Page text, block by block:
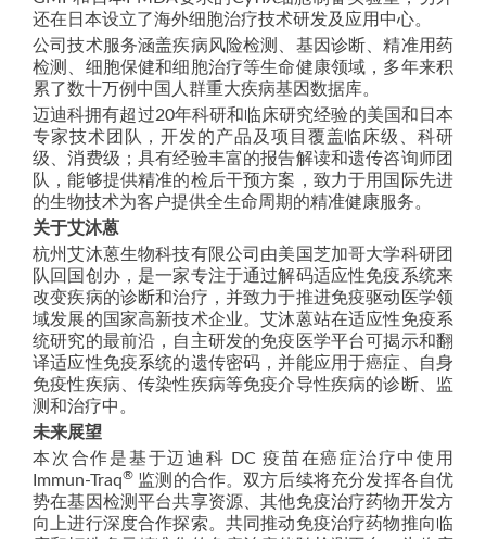
还在日本设立了海外细胞治疗技术研发及应用中心。
公司技术服务涵盖疾病风险检测、基因诊断、精准用药
检测、细胞保健和细胞治疗等生命健康领域，多年来积
累了数十万例中国人群重大疾病基因数据库。
迈迪科拥有超过20年科研和临床研究经验的美国和日本
专家技术团队，开发的产品及项目覆盖临床级、科研
级、消费级；具有经验丰富的报告解读和遗传咨询师团
队，能够提供精准的检后干预方案，致力于用国际先进
的生物技术为客户提供全生命周期的精准健康服务。
关于艾沐蒽
杭州艾沐蒽生物科技有限公司由美国芝加哥大学科研团
队回国创办，是一家专注于通过解码适应性免疫系统来
改变疾病的诊断和治疗，并致力于推进免疫驱动医学领
域发展的国家高新技术企业。艾沐蒽站在适应性免疫系
统研究的最前沿，自主研发的免疫医学平台可揭示和翻
译适应性免疫系统的遗传密码，并能应用于癌症、自身
免疫性疾病、传染性疾病等免疫介导性疾病的诊断、监
测和治疗中。
未来展望
本次合作是基于迈迪科 DC 疫苗在癌症治疗中使用
Immun-Traq® 监测的合作。双方后续将充分发挥各自优
势在基因检测平台共享资源、其他免疫治疗药物开发方
向上进行深度合作探索。共同推动免疫治疗药物推向临